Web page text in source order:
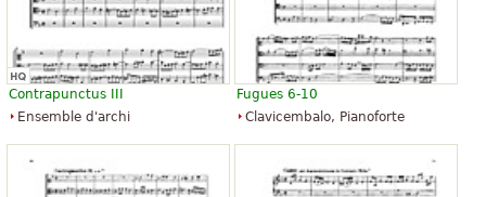
Contrapunctus III
Ensemble d'archi
Fugues 6-10
Clavicembalo, Pianoforte